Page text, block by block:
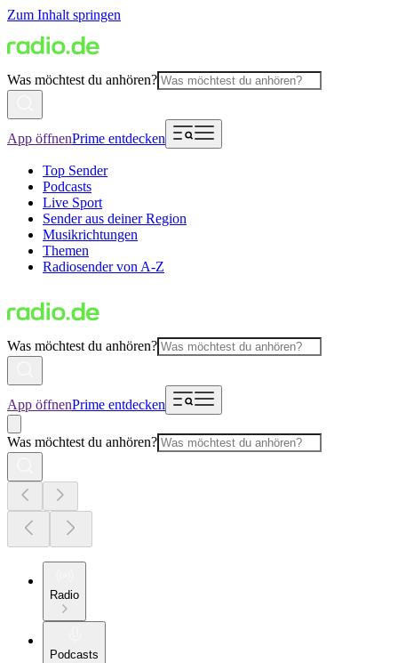
Zum Inhalt springen
Was möchtest du anhören?
App öffnenPrime entdecken
Top Sender
Podcasts
Live Sport
Sender aus deiner Region
Musikrichtungen
Themen
Radiosender von A-Z
Was möchtest du anhören?
App öffnenPrime entdecken
Was möchtest du anhören?
Radio
Podcasts